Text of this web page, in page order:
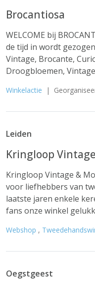
Brocantiosa
WELCOME bij
de tijd in wordt
Vintage, Brocante,
Droogbloemen,
Winkelactie |
Leiden
Kringloop
Kringloop Vintage &
voor liefhebbers van
laatste jaren enkele
fans onze winkel
Webshop ,
Oegstgeest